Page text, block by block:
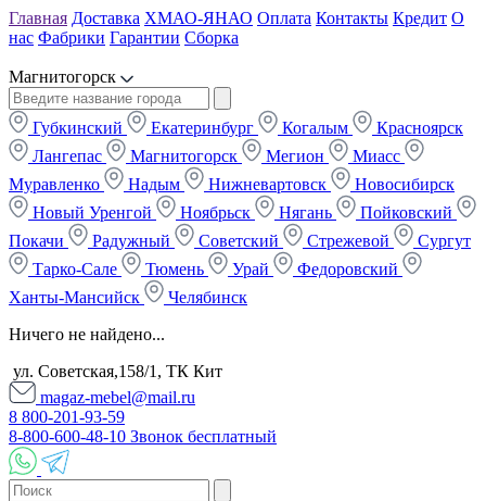
Главная Доставка ХМАО-ЯНАО Оплата Контакты Кредит О
нас Фабрики Гарантии Сборка
Магнитогорск
Губкинский Екатеринбург Когалым
Красноярск
Лангепас
Магнитогорск Мегион
Миасс
Муравленко
Надым Нижневартовск
Новосибирск
Новый Уренгой
Ноябрьск Нягань
Пойковский
Покачи
Радужный Советский Стрежевой
Сургут
Тарко-Сале
Тюмень Урай
Федоровский
Ханты-Мансийск
Челябинск
Ничего не найдено...
ул. Советская,158/1, ТК Кит
magaz-mebel@mail.ru
8 800-201-93-59
8-800-600-48-10 Звонок бесплатный